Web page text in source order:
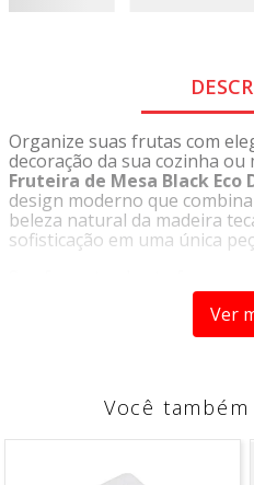
Organize suas frutas com
decoração da sua cozinha ou
Fruteira de Mesa Black Eco
design moderno que
beleza natural da madeira
sofisticação em uma única
frutas, ajudando a mantê-las
alcance das mãos. Além de
como um elemento
Fabricada com materiais de
um visual sofisticado que
Ver
Você